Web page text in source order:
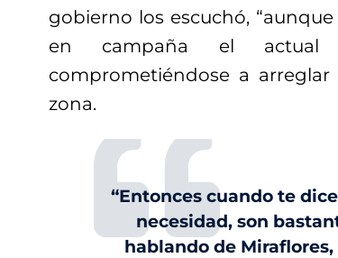
gobierno los escuchó,
en campaña el actual
comprometiéndose a
zona.
“Entonces cuando te
necesidad, son
hablando de